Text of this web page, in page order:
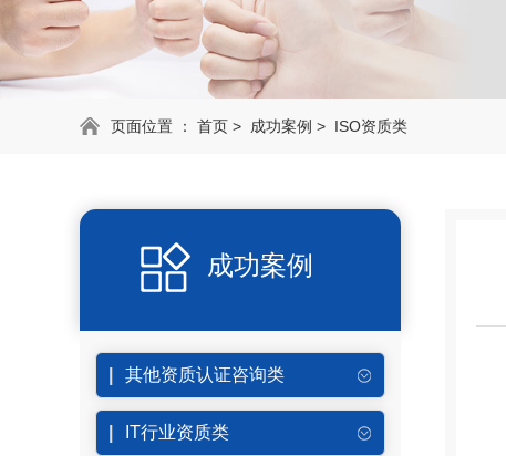
页面位置 ： 首页 > 成功案例 > ISO资质类
成功案例
其他资质认证咨询类
IT行业资质类